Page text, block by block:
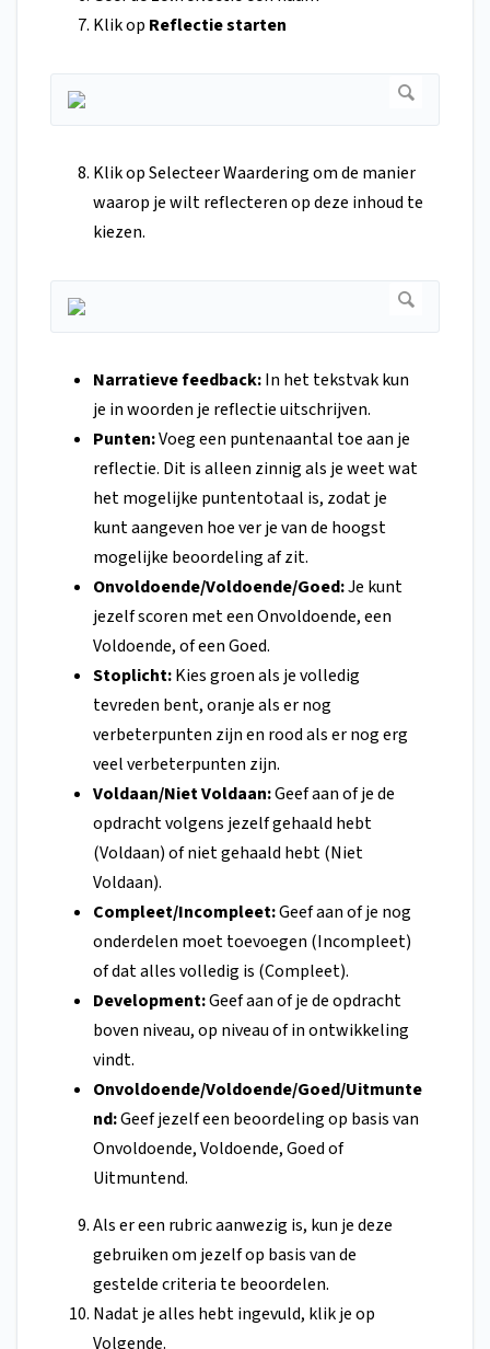
Klik op Reflectie starten
Klik op Selecteer Waardering om de manier
waarop je wilt reflecteren op deze inhoud te
kiezen.
Narratieve feedback:In het tekstvak kun
je in woorden je reflectie uitschrijven.
Punten:Voeg een puntenaantal toe aan je
reflectie. Dit is alleen zinnig als je weet wat
het mogelijke puntentotaal is, zodat je
kunt aangeven hoe ver je van de hoogst
mogelijke beoordeling af zit.
Onvoldoende/Voldoende/Goed:Je kunt
jezelf scoren met een Onvoldoende, een
Voldoende, of een Goed.
Stoplicht:Kies groen als je volledig
tevreden bent, oranje als er nog
verbeterpunten zijn en rood als er nog erg
veel verbeterpunten zijn.
Voldaan/Niet Voldaan:Geef aan of je de
opdracht volgens jezelf gehaald hebt
(Voldaan) of niet gehaald hebt (Niet
Voldaan).
Compleet/Incompleet:Geef aan of je nog
onderdelen moet toevoegen (Incompleet)
of dat alles volledig is (Compleet).
Development:Geef aan of je de opdracht
boven niveau, op niveau of in ontwikkeling
vindt.
Onvoldoende/Voldoende/Goed/Uitmunte
nd:Geef jezelf een beoordeling op basis van
Onvoldoende, Voldoende, Goed of
Uitmuntend.
Als er een rubric aanwezig is, kun je deze
gebruiken om jezelf op basis van de
gestelde criteria te beoordelen.
Nadat je alles hebt ingevuld, klik je op
Volgende.